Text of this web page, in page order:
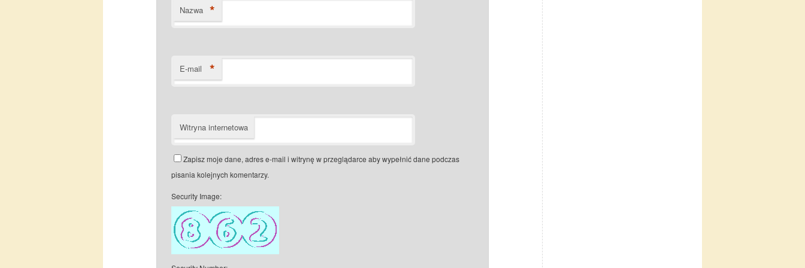
Nazwa *
E-mail *
Witryna internetowa
Zapisz moje dane, adres e-mail i witrynę w przeglądarce aby wypełnić dane podczas
pisania kolejnych komentarzy.
Security Image: